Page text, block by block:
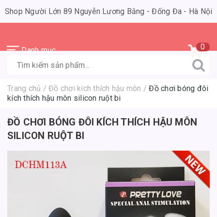
Shop Người Lớn 89 Nguyễn Lương Bằng - Đống Đa - Hà Nội
Danh mục 0
Trang chủ / Đồ chơi kích thích hậu môn /Đồ chơi bóng đôi
kích thích hậu môn silicon ruột bi
ĐỒ CHƠI BÓNG ĐÔI KÍCH THÍCH HẬU MÔN
SILICON RUỘT BI